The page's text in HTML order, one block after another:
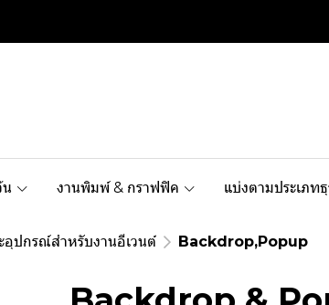
น งานพิมพ์ & กราฟฟิค แบ่งตามประเภท
ปกรณ์สำหรับงานอีเวนต์ Backdrop,Popup